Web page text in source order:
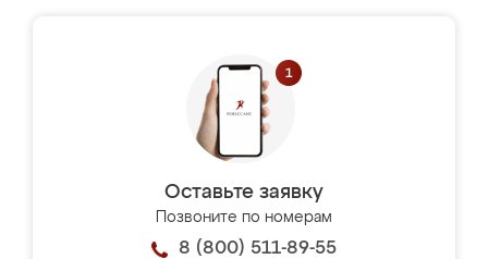
Оставьте заявку
Позвоните по номерам
8 (800) 511-89-55